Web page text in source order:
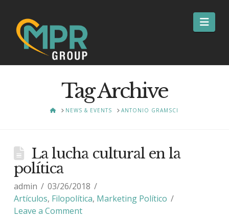
Tag Archive
HOMENEWS & EVENTS ANTONIO GRAMSCI
La lucha cultural en la
política
admin
03/26/2018
Artículos, Filopolítica, Marketing Político
Leave a Comment